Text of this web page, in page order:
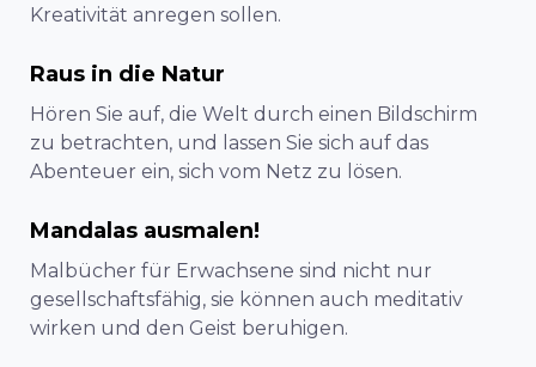
Kreativität anregen sollen.
Raus in die Natur
Hören Sie auf, die Welt durch einen Bildschirm
zu betrachten, und lassen Sie sich auf das
Abenteuer ein, sich vom Netz zu lösen.
Mandalas ausmalen!
Malbücher für Erwachsene sind nicht nur
gesellschaftsfähig, sie können auch meditativ
wirken und den Geist beruhigen.